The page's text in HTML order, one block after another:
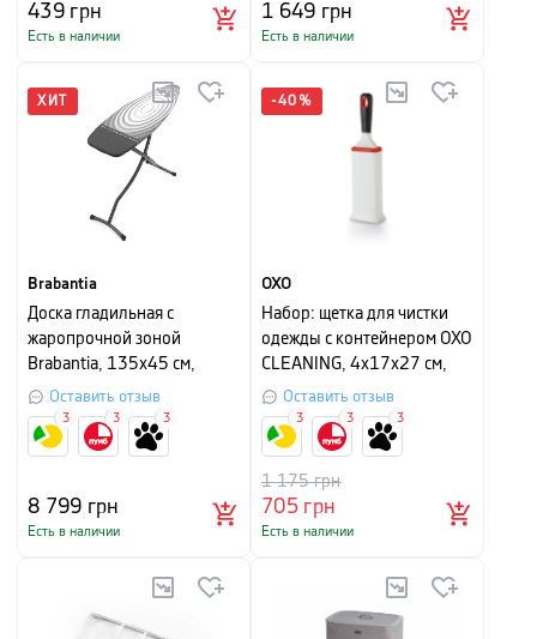
439грн
Есть в наличии
1 649 грн
Есть в наличии
ХИТ
Brabantia
Доска гладильная с
жаропрочной зоной
Brabantia, 135х45 см,
серыйОставить отзыв
8 799 грн
Есть в наличии
3 3 3
-40 %
OXO
Набор: щетка для чистки
одежды с контейнером OXO
CLEANING, 4х17х27 см,
белый, 2 предмета
Оставить отзыв
705грн
1 175грн
Есть в наличии
3 3 3